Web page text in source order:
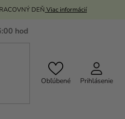
DEŇ Viac informácií
Obľúbené Prihlásenie